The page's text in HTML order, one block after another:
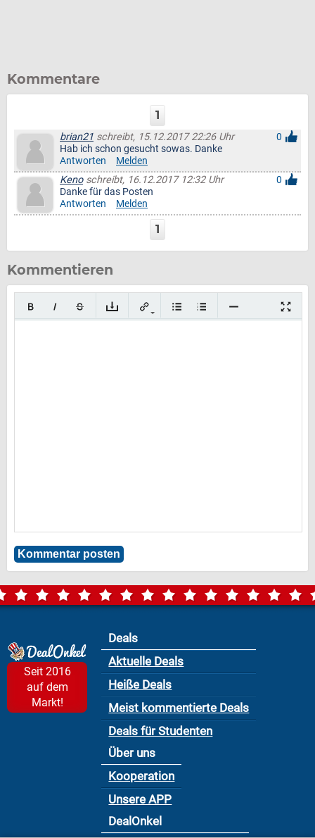
Kommentare
1
brian21 schreibt, 15.12.2017 22:26 Uhr
0
Hab ich schon gesucht sowas. Danke
Antworten
Melden
Kenoschreibt, 16.12.2017 12:32 Uhr
0
Danke für das Posten
Antworten
Melden
1
Kommentieren
Seit 2016
auf dem
Markt!
Deals
Aktuelle Deals
Heiße Deals
Meist kommentierte Deals
Deals für Studenten
Über uns
Kooperation
Unsere APP
DealOnkel